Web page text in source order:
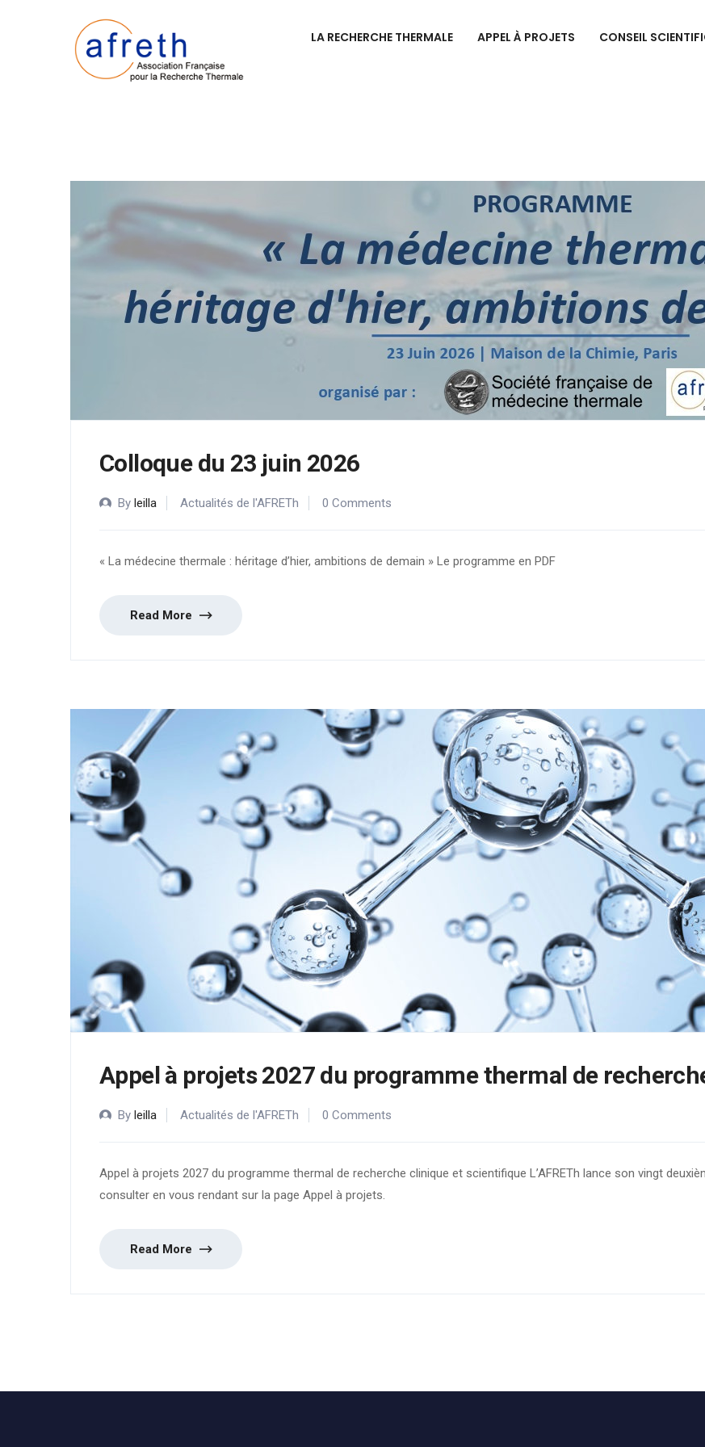
LA RECHERCHE THERMALE APPEL À PROJETS CONSEIL
Colloque du 23 juin 2026
By leilla Actualités de l'AFRETh 0 Comments
« La médecine thermale : héritage d’hier, ambitions de demain » Le programme en PDF
Read More
Appel à projets 2027 du programme thermal de
By leilla Actualités de l'AFRETh 0 Comments
Appel à projets 2027 du programme thermal de recherche clinique et scientifique L’AFRETh lance son vingt
consulter en vous rendant sur la page Appel à projets.
Read More